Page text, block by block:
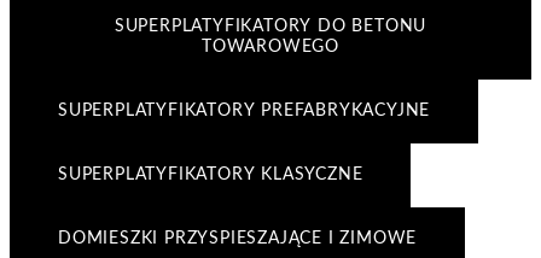
SUPERPLATYFIKATORY DO BETONU
TOWAROWEGO
SUPERPLATYFIKATORY PREFABRYKACYJNE
SUPERPLATYFIKATORY KLASYCZNE
DOMIESZKI PRZYSPIESZAJĄCE I ZIMOWE